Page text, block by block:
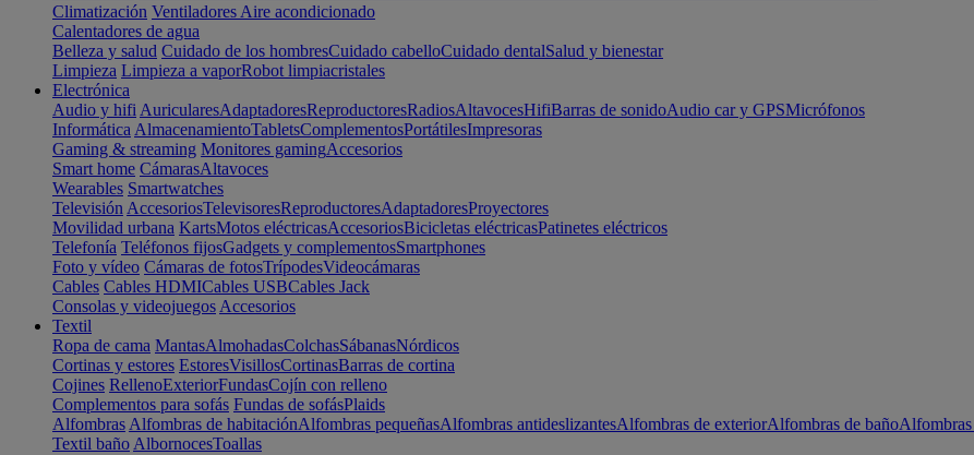
Climatización Ventiladores Aire acondicionado
Calentadores de agua
Belleza y salud Cuidado de los hombresCuidado cabelloCuidado dentalSalud y bienestar
Limpieza Limpieza a vaporRobot limpiacristales
Electrónica
Audio y hifi AuricularesAdaptadoresReproductoresRadiosAltavocesHifiBarras de sonidoAudio car y GPSMicrófonos
Informática AlmacenamientoTabletsComplementosPortátilesImpresoras
Gaming & streaming Monitores gamingAccesorios
Smart home CámarasAltavoces
Wearables Smartwatches
Televisión AccesoriosTelevisoresReproductoresAdaptadoresProyectores
Movilidad urbana KartsMotos eléctricasAccesoriosBicicletas eléctricasPatinetes eléctricos
Telefonía Teléfonos fijosGadgets y complementosSmartphones
Foto y vídeo Cámaras de fotosTrípodesVideocámaras
Cables Cables HDMICables USBCables Jack
Consolas y videojuegos Accesorios
Textil
Ropa de cama MantasAlmohadasColchasSábanasNórdicos
Cortinas y estores EstoresVisillosCortinasBarras de cortina
Cojines RellenoExteriorFundasCojín con relleno
Complementos para sofás Fundas de sofásPlaids
Alfombras Alfombras de habitaciónAlfombras pequeñasAlfombras antideslizantesAlfombras de exteriorAlfombras de bañoAlfombras
Textil baño AlbornocesToallas